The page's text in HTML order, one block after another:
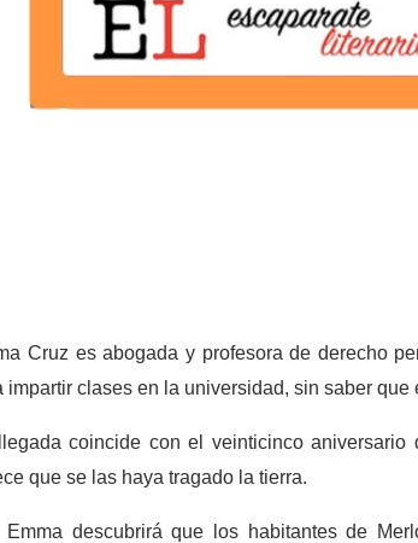
Cruz es abogada y profesora de derecho
impartir clases en la universidad, sin saber
coincide con el veinticinco
que se las haya tragado la tierra.
Emma descubrirá que los habitantes de